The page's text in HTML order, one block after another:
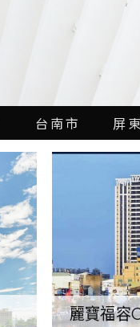
台南市 屏
麗寶福容